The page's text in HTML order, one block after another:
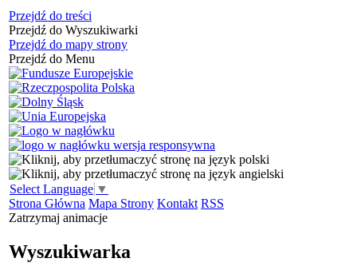
Przejdź do treści
Przejdź do Wyszukiwarki
Przejdź do mapy strony
Przejdź do Menu
Select Language ▼
Strona Główna Mapa Strony Kontakt RSS
Zatrzymaj animacje
Wyszukiwarka